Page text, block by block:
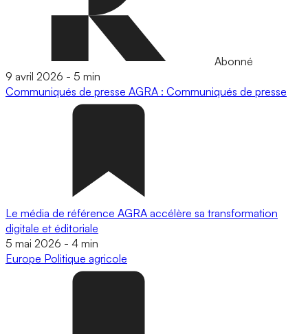
Abonné
9 avril 2026 - 5 min
Communiqués de presse AGRA : Communiqués de presse
Le média de référence AGRA accélère sa transformation
digitale et éditoriale
5 mai 2026 - 4 min
Europe Politique agricole